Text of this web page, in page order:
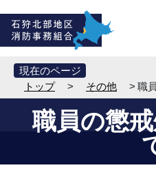
現在のページ
トップ
> その他 > 職
職員の懲